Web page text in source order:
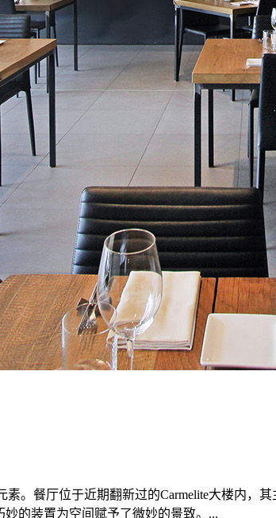
。餐厅位于近期翻新过的Carmelite大楼内，
妙的装置为空间赋予了微妙的景致。...